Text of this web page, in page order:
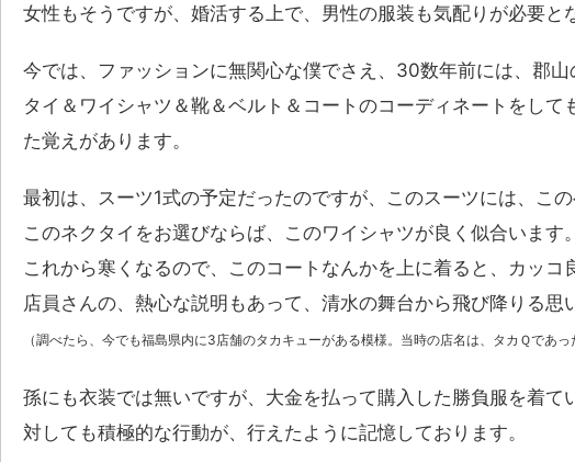
女性もそうですが、婚活する上で、男性の服装も気配りが必要と
今では、ファッションに無関心な僕でさえ、30数年前には、郡
タイ＆ワイシャツ＆靴＆ベルト＆コートのコーディネートをし
た覚えがあります。
最初は、スーツ1式の予定だったのですが、このスーツには、こ
このネクタイをお選びならば、このワイシャツが良く似合います。
これから寒くなるので、このコートなんかを上に着ると、カッコ
店員さんの、熱心な説明もあって、清水の舞台から飛び降りる思
（調べたら、今でも福島県内に3店舗のタカキューがある模様。当時の店名は、タカＱであっ
孫にも衣装では無いですが、大金を払って購入した勝負服を着
対しても積極的な行動が、行えたように記憶しております。